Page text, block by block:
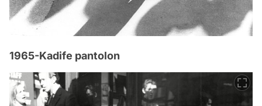
1965-Kadife pantolon